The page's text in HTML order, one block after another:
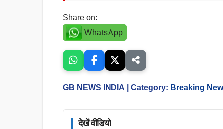
Share on:
WhatsApp
GB NEWS INDIA | Category: Breaking
देखें वीडियो